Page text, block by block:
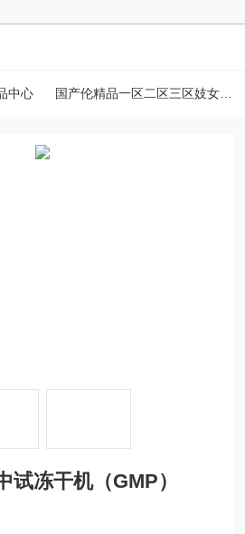
中心 国产伦精品一区二区三区妓女
试冻干机（GMP）